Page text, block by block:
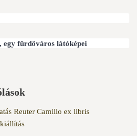
egy fürdőváros látóképei
Reuter Camillo ex libris